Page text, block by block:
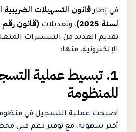
في إطار
لسنة 2025)
، وتعديلات (قانون رقم 5 لسنة 2025)
تقديم العديد من التيسيرات
الإلكترونية، منها:
1. تبسيط عملية
للمنظومة
أصبحت عملية التسجيل في منظومة
أكثر سهولة، مع توفير دعم فني